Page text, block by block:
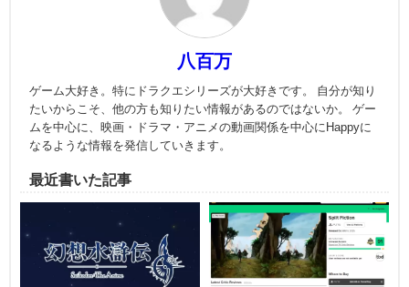
八百万
ゲーム大好き。特にドラクエシリーズが大好きです。 自分が知り
たいからこそ、他の方も知りたい情報があるのではないか。 ゲー
ムを中心に、映画・ドラマ・アニメの動画関係を中心にHappyに
なるような情報を発信していきます。
最近書いた記事